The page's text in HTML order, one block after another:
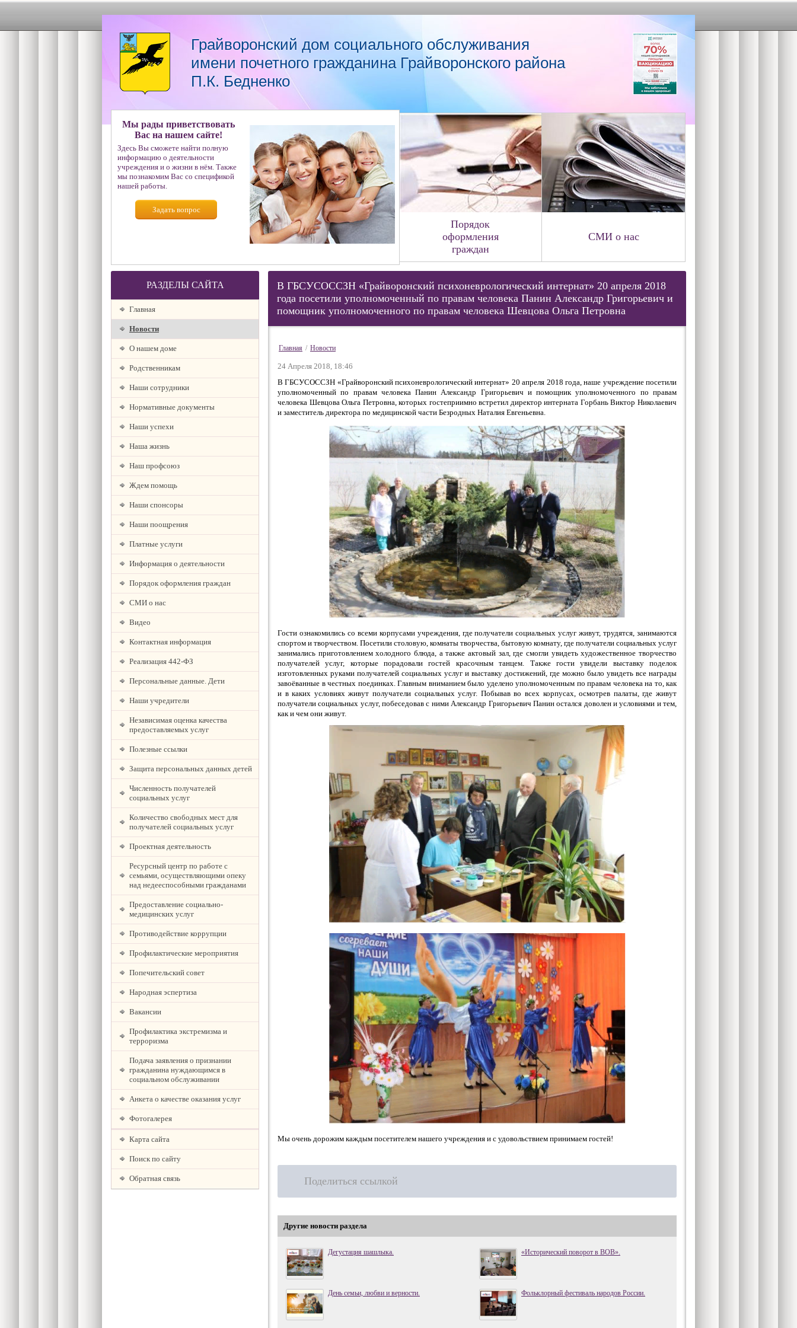
Грайворонский дом социального обслуживания
имени почетного гражданина Грайворонского района
П.К. Бедненко
Мы рады приветствовать
Вас на нашем сайте!
Здесь Вы сможете найти полную
информацию о деятельности
учреждения и о жизни в нём. Также
мы познакомим Вас со спецификой
нашей работы.
Задать вопрос
Порядок
оформления
граждан
СМИ о нас
РАЗДЕЛЫ САЙТА
Главная
Новости
О нашем доме
Родственникам
Наши сотрудники
Нормативные документы
Наши успехи
Наша жизнь
Наш профсоюз
Ждем помощь
Наши спонсоры
Наши поощрения
Платные услуги
Информация о деятельности
Порядок оформления граждан
СМИ о нас
Видео
Контактная информация
Реализация 442-ФЗ
Персональные данные. Дети
Наши учредители
Независимая оценка качества
предоставляемых услуг
Полезные ссылки
Защита персональных данных детей
Численность получателей
социальных услуг
Количество свободных мест для
получателей социальных услуг
Проектная деятельность
Ресурсный центр по работе с
семьями, осуществляющими опеку
над недееспособными гражданами
Предоставление социально-
медицинских услуг
Противодействие коррупции
Профилактические мероприятия
Попечительский совет
Народная эспертиза
Вакансии
Профилактика экстремизма и
терроризма
Подача заявления о признании
гражданина нуждающимся в
социальном обслуживании
Анкета о качестве оказания услуг
Фотогалерея
Карта сайта
Поиск по сайту
Обратная связь
В ГБСУСОССЗН «Грайворонский психоневрологический интернат» 20 апреля 2018
года посетили уполномоченный по правам человека Панин Александр Григорьевич и
помощник уполномоченного по правам человека Шевцова Ольга Петровна
Главная / Новости
24 Апреля 2018, 18:46
В ГБСУСОССЗН «Грайворонский психоневрологический интернат» 20 апреля 2018 года, наше учреждение посетили
уполномоченный по правам человека Панин Александр Григорьевич и помощник уполномоченного по правам
человека Шевцова Ольга Петровна, которых гостеприимно встретил директор интерната Горбань Виктор Николаевич
и заместитель директора по медицинской части Безродных Наталия Евгеньевна.
Гости ознакомились со всеми корпусами учреждения, где получатели социальных услуг живут, трудятся, занимаются
спортом и творчеством. Посетили столовую, комнаты творчества, бытовую комнату, где получатели социальных услуг
занимались приготовлением холодного блюда, а также актовый зал, где смогли увидеть художественное творчество
получателей услуг, которые порадовали гостей красочным танцем. Также гости увидели выставку поделок
изготовленных руками получателей социальных услуг и выставку достижений, где можно было увидеть все награды
завоёванные в честных поединках. Главным вниманием было уделено уполномоченным по правам человека на то, как
и в каких условиях живут получатели социальных услуг. Побывав во всех корпусах, осмотрев палаты, где живут
получатели социальных услуг, побеседовав с ними Александр Григорьевич Панин остался доволен и условиями и тем,
как и чем они живут.
Мы очень дорожим каждым посетителем нашего учреждения и с удовольствием принимаем гостей!
Поделиться ссылкой
Другие новости раздела
Дегустация шашлыка. «Исторический поворот в ВОВ».
День семьи, любви и верности. Фольклорный фестиваль народов России.